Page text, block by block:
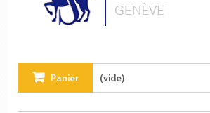
Panier (vide)